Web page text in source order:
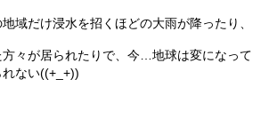
域だけ浸水を招くほどの大雨が降ったり、
々が居られたりで、今…地球は変になって
ない((+_+))